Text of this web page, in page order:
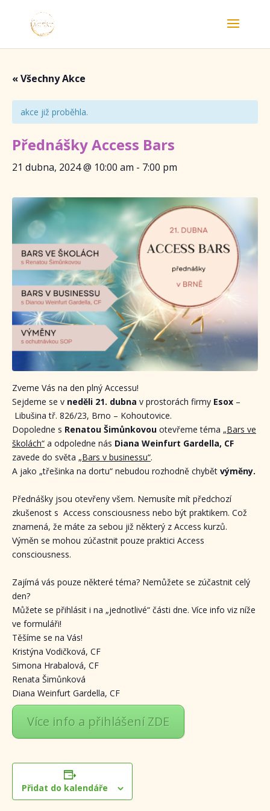
« Všechny Akce
akce již proběhla.
Přednášky Access Bars
21 dubna, 2024 @ 10:00 am - 7:00 pm
Zveme Vás na den plný Accessu!
Sejdeme se v neděli 21. dubna v prostorách firmy Esox –
Libušina tř. 826/23, Brno – Kohoutovice.
Dopoledne s Renatou Šimůnkovou otevřeme téma „Bars ve
školách“ a odpoledne nás Diana Weinfurt Gardella, CF
zavede do světa „Bars v businessu“.
A jako „třešinka na dortu“ nebudou rozhodně chybět výměny.
Přednášky jsou otevřeny všem. Nemusíte mít předchozí
zkušenost s Access consciousness nebo být praktikem. Což
znamená, že máte za sebou již některý z Access kurzů.
Výměn se mohou zúčastnit pouze praktici Access
consciousness.
Zajímá vás pouze některé téma? Nemůžete se zúčastnit celý
den?
Můžete se přihlásit i na „jednotlivé“ části dne. Více info viz níže
ve formuláři!
Těšíme se na Vás!
Kristýna Vodičková, CF
Simona Hrabalová, CF
Renata Šimůnková
Diana Weinfurt Gardella, CF
Více info a přihlášení ZDE
Přidat do kalendáře